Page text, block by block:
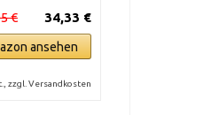
34,33 €
€
ansehen
zzgl. Versandkosten